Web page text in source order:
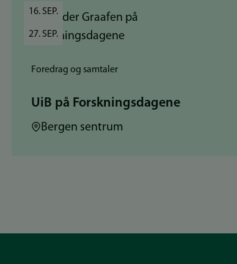
16. SEP.
27. SEP.
Foredrag og samtaler
UiB på Forskningsdagene
Sted:Bergen sentrum